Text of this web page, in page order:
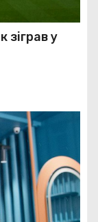
зіграв у